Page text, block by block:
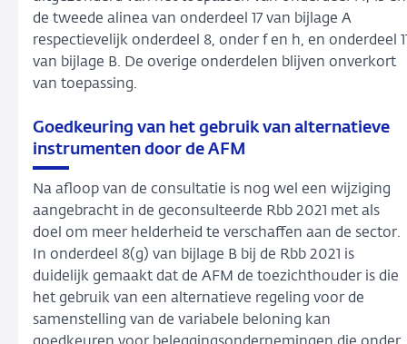
de tweede alinea van onderdeel 17 van bijlage A
respectievelijk onderdeel 8, onder f en h, en onderdeel
van bijlage B. De overige onderdelen blijven onverkort
van toepassing.
Goedkeuring van het gebruik van alternatieve
instrumenten door de AFM
Na afloop van de consultatie is nog wel een wijziging
aangebracht in de geconsulteerde Rbb 2021 met als
doel om meer helderheid te verschaffen aan de sector.
In onderdeel 8(g) van bijlage B bij de Rbb 2021 is
duidelijk gemaakt dat de AFM de toezichthouder is die
het gebruik van een alternatieve regeling voor de
samenstelling van de variabele beloning kan